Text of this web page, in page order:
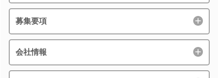
募集要項
会社情報